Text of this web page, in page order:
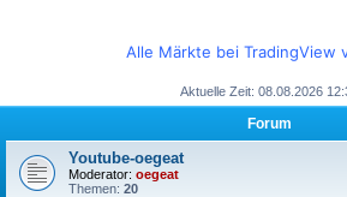
Alle Märkte bei TradingView
Aktuelle Zeit: 08.08.2026
Forum
Youtube-oegeat
Moderator: oegeat
Themen: 20